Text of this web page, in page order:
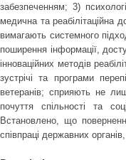
забезпеченням; 3)
медична та реабілітаційна
вимагають системного
поширення інформації,
інноваційних методів
зустрічі та програми
ветеранів; сприяють не
почуття спільності та
Встановлено, що
співпраці державних